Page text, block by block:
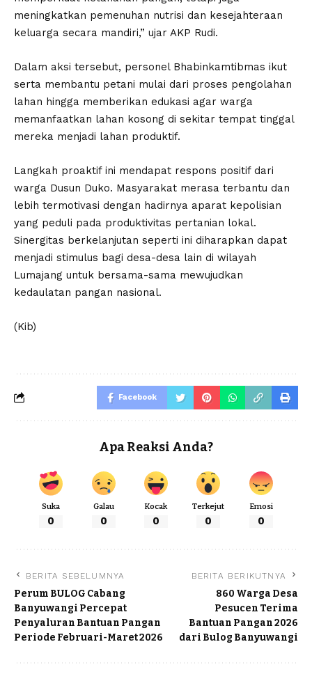
meningkatkan pemenuhan nutrisi dan kesejahteraan
keluarga secara mandiri,” ujar AKP Rudi.
Dalam aksi tersebut, personel Bhabinkamtibmas ikut
serta membantu petani mulai dari proses pengolahan
lahan hingga memberikan edukasi agar warga
memanfaatkan lahan kosong di sekitar tempat tinggal
mereka menjadi lahan produktif.
Langkah proaktif ini mendapat respons positif dari
warga Dusun Duko. Masyarakat merasa terbantu dan
lebih termotivasi dengan hadirnya aparat kepolisian
yang peduli pada produktivitas pertanian lokal.
Sinergitas berkelanjutan seperti ini diharapkan dapat
menjadi stimulus bagi desa-desa lain di wilayah
Lumajang untuk bersama-sama mewujudkan
kedaulatan pangan nasional.
(Kib)
Facebook
Apa Reaksi Anda?
Suka
0
Galau
0
Kocak
0
Terkejut
0
Emosi
0
BERITA SEBELUMNYA
Perum BULOG Cabang
Banyuwangi Percepat
Penyaluran Bantuan Pangan
Periode Februari-Maret 2026
BERITA BERIKUTNYA
860 Warga Desa
Pesucen Terima
Bantuan Pangan 2026
dari Bulog Banyuwangi